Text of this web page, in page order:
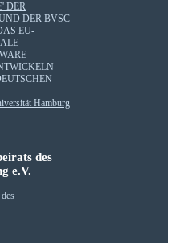
DER
DER BVSC
EU-
des
e.V.